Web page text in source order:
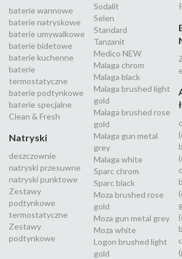
baterie wannowe
baterie natryskowe
baterie umywalkowe
baterie bidetowe
baterie kuchenne
baterie
termostatyczne
baterie podtynkowe
baterie specjalne
Clean & Fresh
Natryski
deszczownie
natryski przesuwne
natryski punktowe
Zestawy
podtynkowe
termostatyczne
Zestawy
podtynkowe
Sodalit
Selen
Standard
Tanzanit
Medico NEW
Malaga chrom
Malaga black
Malaga brushed light
gold
Malaga brushed rose
gold
Malaga gun metal
grey
Malaga white
Sparc chrom
Sparc black
Moza brushed rose
gold
Moza gun metal grey
Moza white
Logon brushed light
gold